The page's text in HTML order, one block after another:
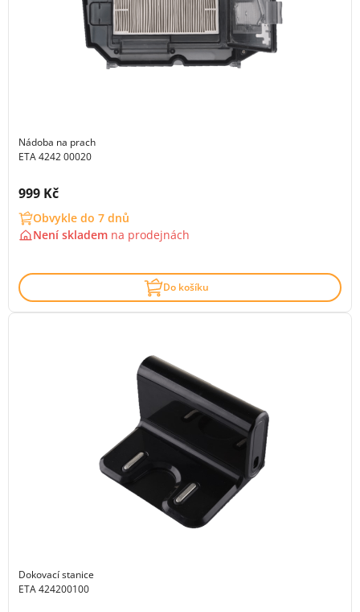
Nádoba na prach
ETA 4242 00020
Cena s DPH:
999 Kč
Obvykle do 7 dnů
Není skladem na prodejnách
Do košíku
Dokovací stanice
ETA 424200100